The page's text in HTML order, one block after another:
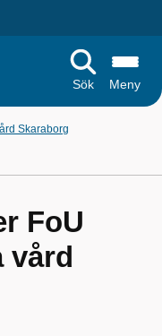
Sök
Meny
Skaraborg
FoU
vård